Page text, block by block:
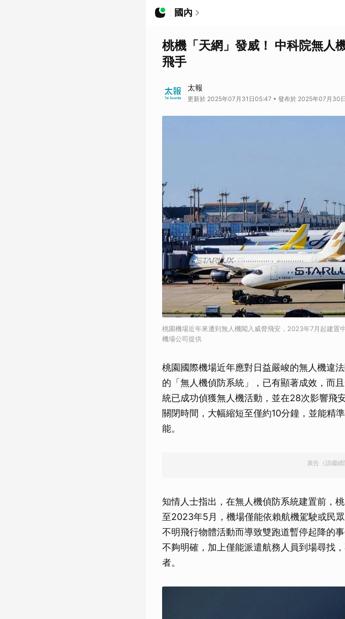
國內
桃機「天網」發威！ 中科院無人
飛手
太報
更新於 2025年07月31日05:47 • 發布於 2025年07月30
桃園機場近年來遭到無人機闖入威脅飛安，2023年7月起建置
機場公司提供
桃園國際機場近年應對日益嚴峻的無人機違
的「無人機偵防系統」，已有顯著成效，而
統已成功偵獲無人機活動，並在28次影響飛
關閉時間，大幅縮短至僅約10分鐘，並能精
能。
廣告（請繼續
知情人士指出，在無人機偵防系統建置前，
至2023年5月，機場僅能依賴航機駕駛或民
不明飛行物體活動而導致雙跑道暫停起降的
不夠明確，加上僅能派遣航務人員到場尋找
者。